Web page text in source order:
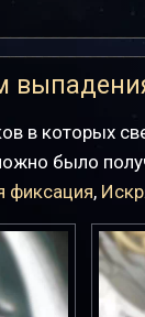
в которых
было
фиксация,